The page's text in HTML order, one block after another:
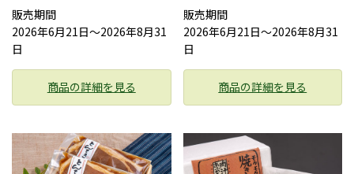
販売期間
2026年6月21日〜2026年8月31
日
商品の詳細を見る
販売期間
2026年6月21日〜2026年8月31
日
商品の詳細を見る